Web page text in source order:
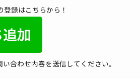
録はこちらから！
合わせ内容を送信してください。